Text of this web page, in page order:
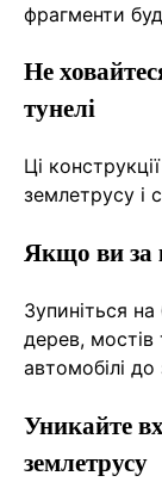
фрагменти
Не
тунелі
Ці
землетрусу і
Якщо ви за
Зупиніться на
дерев, мостів
автомобілі до
Уникайте
землетрусу